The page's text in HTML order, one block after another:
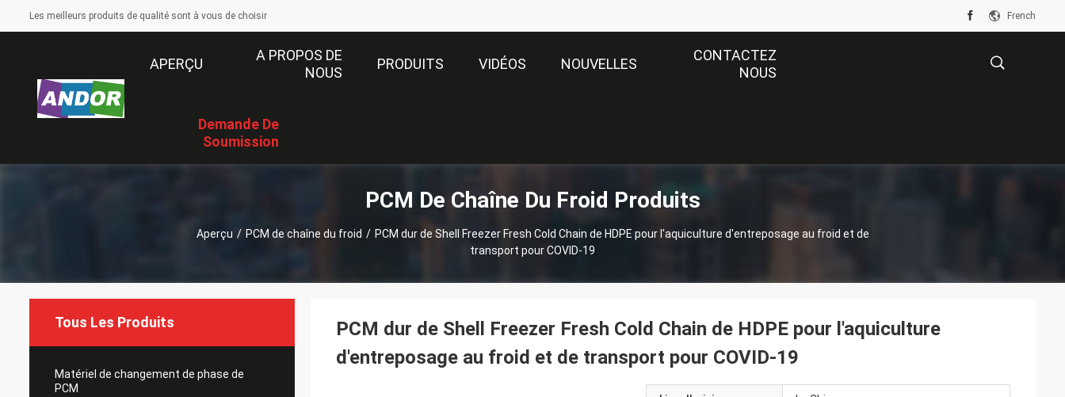
Les meilleurs produits de qualité sont à vous de choisir French
APERÇU
A PROPOS DE
NOUS
PRODUITS VIDÉOS NOUVELLES
CONTACTEZ
NOUS
Demande De
Soumission
PCM De Chaîne Du Froid Produits
Aperçu / PCM de chaîne du froid / PCM dur de Shell Freezer Fresh Cold Chain de HDPE pour l'aquiculture d'entreposage au froid et de
transport pour COVID-19
Tous Les Produits
Matériel de changement de phase de
PCM
PCM dur de Shell Freezer Fresh Cold Chain de HDPE pour l'aquiculture
d'entreposage au froid et de transport pour COVID-19